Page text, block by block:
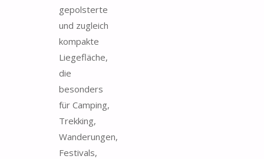
gepolsterte
und zugleich
kompakte
Liegefläche,
die
besonders
für Camping,
Trekking,
Wanderungen,
Festivals,